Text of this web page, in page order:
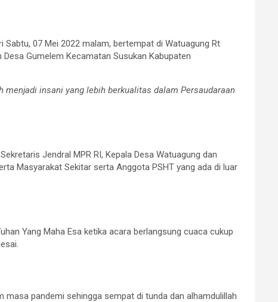
Sabtu, 07 Mei 2022 malam, bertempat di Watuagung Rt
Gumelem Kecamatan Susukan Kabupaten
menjadi insani yang lebih berkualitas dalam Persaudaraan
Jendral MPR RI, Kepala Desa Watuagung dan
Masyarakat Sekitar serta Anggota PSHT yang ada di luar
Yang Maha Esa ketika acara berlangsung cuaca cukup
masa pandemi sehingga sempat di tunda dan alhamdulillah